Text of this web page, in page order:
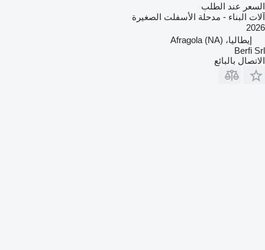
السعر عند الطلب
آلات البناء - مدحلة الأسفلت الصغيرة
2026
إيطاليا، Afragola (NA)
Berfi Srl
الاتصال بالبائع